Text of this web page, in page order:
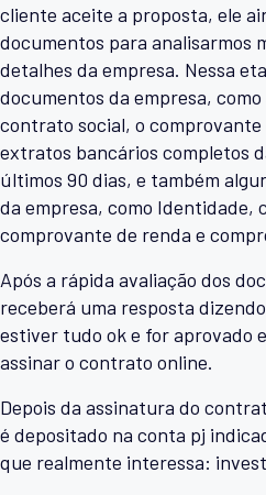
cliente aceite a proposta, ele
documentos para analisarmos
detalhes da empresa. Nessa
documentos da empresa,
contrato social, o comprovante
extratos bancários completos
últimos 90 dias, e também
da empresa, como Identidade,
comprovante de renda e
Após a rápida avaliação dos
receberá uma resposta
estiver tudo ok e for aprovado
assinar o contrato online.
Depois da assinatura do
é depositado na conta pj
que realmente interessa: